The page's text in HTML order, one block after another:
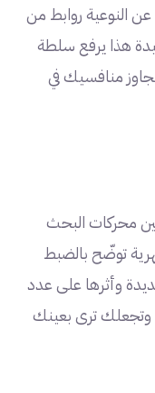
النوعية روابط من
هذا يرفع سلطة
منافسيك في
محركات البحث
توضّح بالضبط
وأثرها على عدد
وتجعلك ترى بعينك